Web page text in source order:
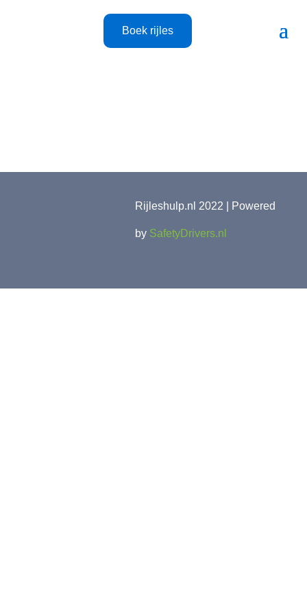
Boek rijles
Rijleshulp.nl 2022 | Powered
by SafetyDrivers.nl